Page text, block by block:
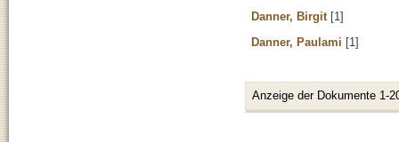
Danner, Birgit [1]
Danner, Paulami [1]
Anzeige der Dokumente 1-